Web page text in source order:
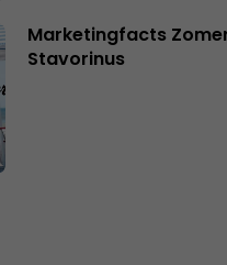
Marketingfacts
Stavorinus